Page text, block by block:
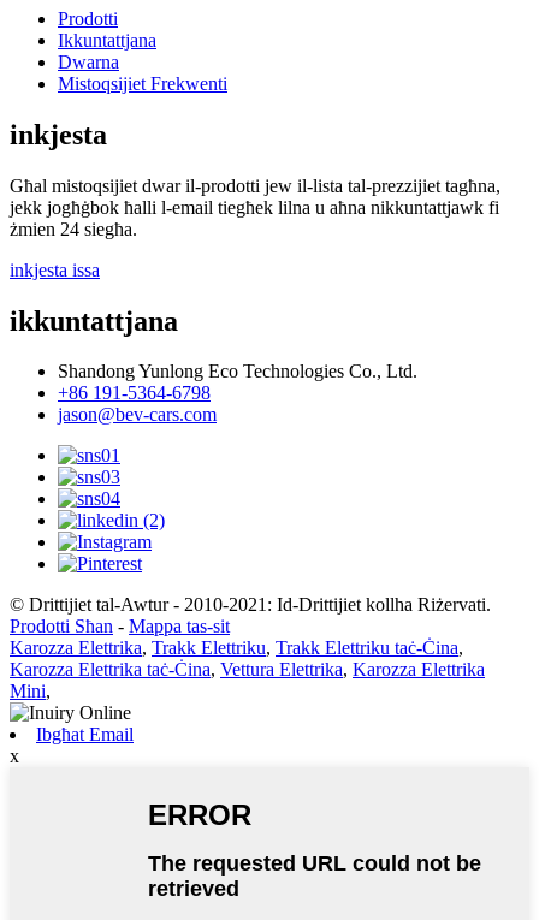
Prodotti
Ikkuntattjana
Dwarna
Mistoqsijiet Frekwenti
inkjesta
Għal mistoqsijiet dwar il-prodotti jew il-lista tal-prezzijiet tagħna,
jekk jogħġbok ħalli l-email tiegħek lilna u aħna nikkuntattjawk fi
żmien 24 siegħa.
inkjesta issa
ikkuntattjana
Shandong Yunlong Eco Technologies Co., Ltd.
+86 191-5364-6798
jason@bev-cars.com
© Drittijiet tal-Awtur - 2010-2021: Id-Drittijiet kollha Riżervati.
Prodotti Sħan - Mappa tas-sit
Karozza Elettrika, Trakk Elettriku, Trakk Elettriku taċ-Ċina,
Karozza Elettrika taċ-Ċina, Vettura Elettrika, Karozza Elettrika
Mini,
Ibgħat Email
x